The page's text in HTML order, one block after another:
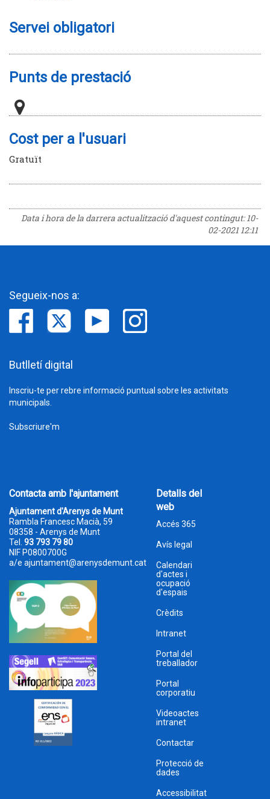
Servei obligatori
Punts de prestació
Cost per a l'usuari
Gratuït
Data i hora de la darrera actualització d'aquest contingut:10-
02-2021 12:11
Segueix-nos a:
Butlletí digital
Inscriu-te per rebre informació puntual sobre les activitats
municipals.
Subscriure'm
Contacta amb l'ajuntament
Ajuntament d'Arenys de Munt
Rambla Francesc Macià, 59
08358 - Arenys de Munt
Tel. 93 793 79 80
NIF P0800700G
a/e ajuntament@arenysdemunt.cat
Detalls del
web
Accés 365
Avís legal
Calendari
d'actes i
ocupació
d'espais
Crèdits
Intranet
Portal del
treballador
Portal
corporatiu
Videoactes
intranet
Contactar
Protecció de
dades
Accessibilitat